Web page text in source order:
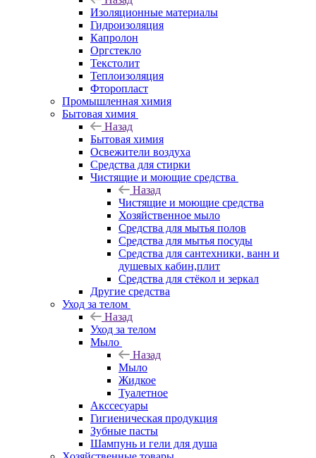
Изоляционные материалы
Гидроизоляция
Капролон
Оргстекло
Текстолит
Теплоизоляция
Фторопласт
Промышленная химия
Бытовая химия
Назад
Бытовая химия
Освежители воздуха
Средства для стирки
Чистящие и моющие средства
Назад
Чистящие и моющие средства
Хозяйственное мыло
Средства для мытья полов
Средства для мытья посуды
Средства для сантехники, ванн и
душевых кабин,плит
Средства для стёкол и зеркал
Другие средства
Уход за телом
Назад
Уход за телом
Мыло
Назад
Мыло
Жидкое
Туалетное
Акссесуары
Гигиеническая продукция
Зубные пасты
Шампунь и гели для душа